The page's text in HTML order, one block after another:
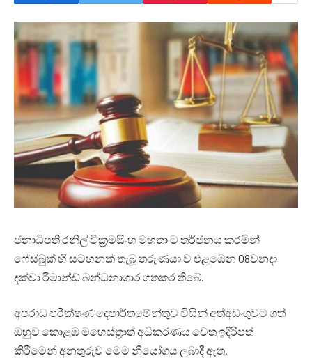
ජනාධිපති රනිල් වික්‍රමසිංහ මහතා ට තර්ජනය කරමින්
ෆේස්බුක් හි සටහනක් තැබූ තරුණයා ව එළඹෙන 08වනදා
දක්වා රිමාන්ඩ් බන්ධනාගාර ගතකර තිබේ.
අපරාධ පරීක්ෂණ දෙපාර්තමේන්තුව විසින් අත්අඩංගුවට ගත්
ඔහුව කොළඹ මහෙස්ත්‍රාත් අධිකරණය වෙත ඉදිරිපත්
කිරීමෙන් අනතුරුව මෙම නියෝගය ලබාදී ඇත.